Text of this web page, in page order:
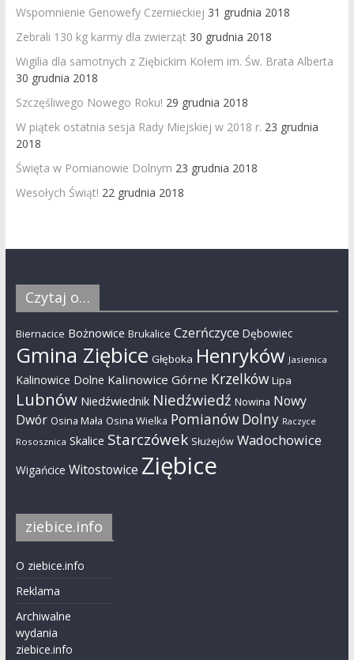
Wspomnienie Genowefy Czernieckiej 31 grudnia 2018
Zebrali 130 kg karmy dla zwierząt 30 grudnia 2018
Wigilia dla samotnych z Ziębickim Kołem im. Św. Brata Alberta
30 grudnia 2018
Szczęśliwego Nowego Roku! 29 grudnia 2018
W piątek ostatnia sesja Rady Miejskiej w 2018 r. 23 grudnia
2018
Święta w Pomianowie Dolnym 23 grudnia 2018
Wesołych Świąt! 22 grudnia 2018
Czytaj o…
Biernacice Bożnowice Brukalice Czerńczyce Dębowiec
Gmina Ziębice Głęboka Henryków Jasienica
Kalinowice Dolne Kalinowice Górne Krzelków Lipa
Lubnów Niedźwiednik Niedźwiedź Nowina Nowy
Dwór Osina Mała Osina Wielka Pomianów Dolny Raczyce
Rososznica Skalice Starczówek Służejów Wadochowice
Wigańcice Witostowice Ziębice
ziebice.info
O ziebice.info
Reklama
Archiwalne
wydania
ziebice.info